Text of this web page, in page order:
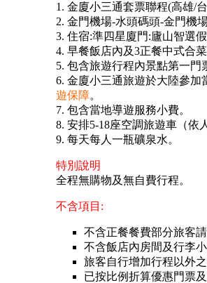
1. 金廈小三通套票聯程(高雄/
2. 金門機場-水頭碼頭-金門機
3. 住宿:準四星廈門:廬山智選
4. 早餐飯店內及3正餐中式合菜
5. 包含旅遊行程內景點第一
6. 金廈小三通旅遊於大陸參
遊保障。
7. 包含當地導遊服務小費。
8. 安排5-18座空調旅遊車（依
9. 每天每人一瓶礦泉水。
特別說明
全程無購物及無自費行程。
不含項目:
不含正餐餐費部分旅客
不含飯店內房間及行李小
旅客自行增加行程以外
已按比例折算優惠門票